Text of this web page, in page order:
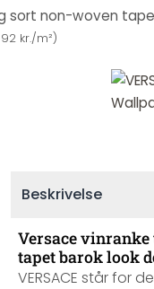
kr./m²)
Beskrivelse
Versace
tapet barok look
VERSACE står for